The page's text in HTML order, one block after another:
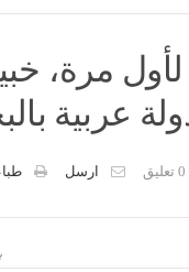
مرة،
0 تعليق ارسل